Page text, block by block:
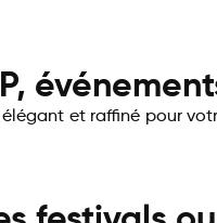
élégant et raffiné pour